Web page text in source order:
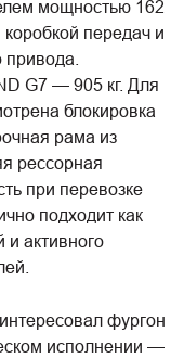
мощностью 162
коробкой передач и
привода.
G7 — 905 кг. Для
блокировка
рама из
рессорная
при перевозке
подходит как
активного
фургон
исполнении —